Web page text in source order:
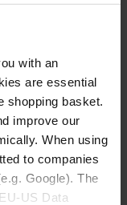
with an
are essential
shopping basket.
improve our
When using
to companies
Google). The
US Data